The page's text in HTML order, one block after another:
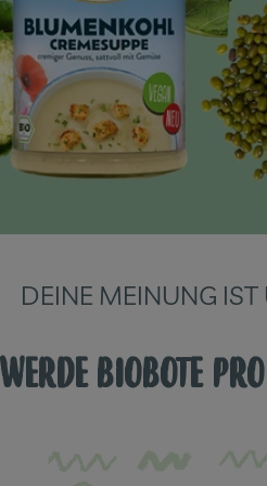
DEINE MEINUNG
WERDE BIOBOTE